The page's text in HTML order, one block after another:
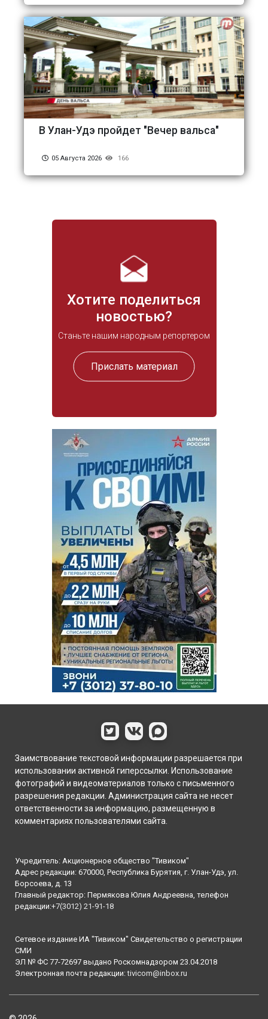
Хотите поделиться
новостью?
Станьте нашим народным репортером
Прислать материал
В Улан-Удэ пройдет "Вечер вальса"
05 Августа 2026 166
Заимствование текстовой информации разрешается при
использовании активной гиперссылки. Использование
фотографий и видеоматериалов только с письменного
разрешения редакции. Администрация сайта не несет
ответственности за информацию, размещенную в
комментариях пользователями сайта.
Учредитель: Акционерное общество "Тивиком"
Адрес редакции: 670000, Республика Бурятия, г. Улан-Удэ, ул.
Борсоева, д. 13
Главный редактор: Пермякова Юлия Андреевна, телефон
редакции:+7(3012) 21-91-18
Сетевое издание ИА "Тивиком" Свидетельство о регистрации
СМИ
ЭЛ № ФС 77-72697 выдано Роскомнадзором 23.04.2018
Электронная почта редакции:tivicom@inbox.ru